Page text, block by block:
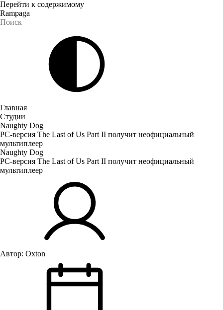
Перейти к содержимому
Rampaga
Главная
Студии
Naughty Dog
PC-версия The Last of Us Part II получит неофициальный
мультиплеер
Naughty Dog
PC-версия The Last of Us Part II получит неофициальный
мультиплеер
Автор: Oxton